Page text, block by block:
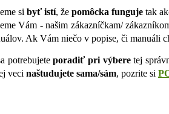
si byť istí, že pomôcka funguje tak
Vám - našim zákazníčkam/
Ak Vám niečo v popise, či manuáli
potrebujeteporadiť pri výberetej
veci naštudujete sama/sám, pozrite si